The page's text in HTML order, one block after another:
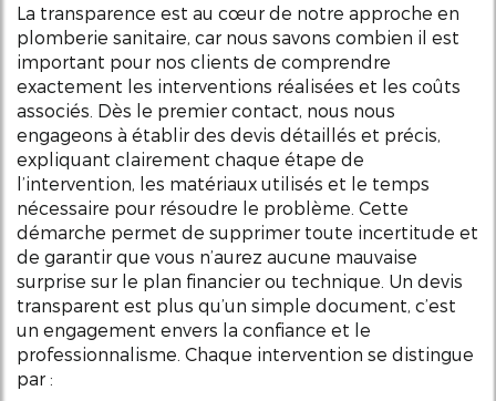
La transparence est au cœur de notre approche en
plomberie sanitaire, car nous savons combien il est
important pour nos clients de comprendre
exactement les interventions réalisées et les coûts
associés. Dès le premier contact, nous nous
engageons à établir des devis détaillés et précis,
expliquant clairement chaque étape de
l’intervention, les matériaux utilisés et le temps
nécessaire pour résoudre le problème. Cette
démarche permet de supprimer toute incertitude et
de garantir que vous n’aurez aucune mauvaise
surprise sur le plan financier ou technique. Un devis
transparent est plus qu’un simple document, c’est
un engagement envers la confiance et le
professionnalisme. Chaque intervention se distingue
par :